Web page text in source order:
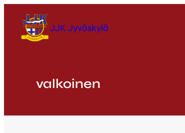
sisältöön
JJK Jyväskylä
valkoinen